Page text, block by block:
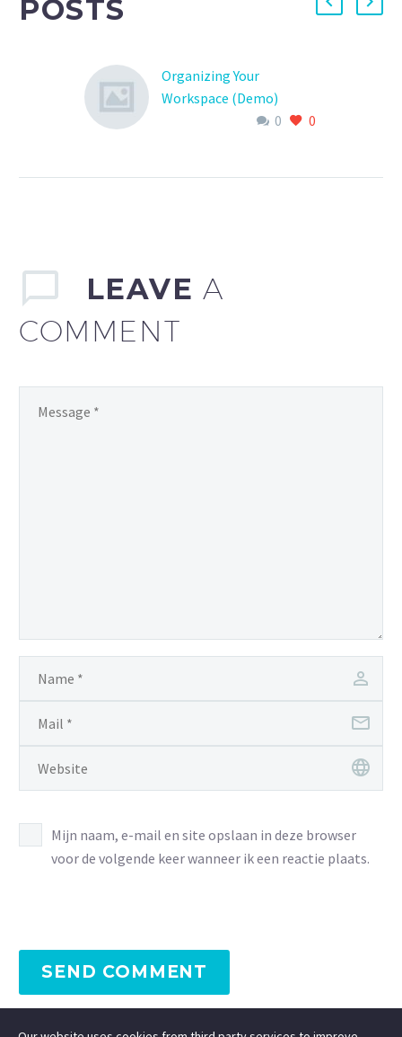
POSTS
Organizing Your
Workspace (Demo)
Lorem Ipsum. Proin
0 0
LEAVEA
COMMENT
Mijn naam, e-mail en site opslaan in deze browser
voor de volgende keer wanneer ik een reactie plaats.
SEND COMMENT